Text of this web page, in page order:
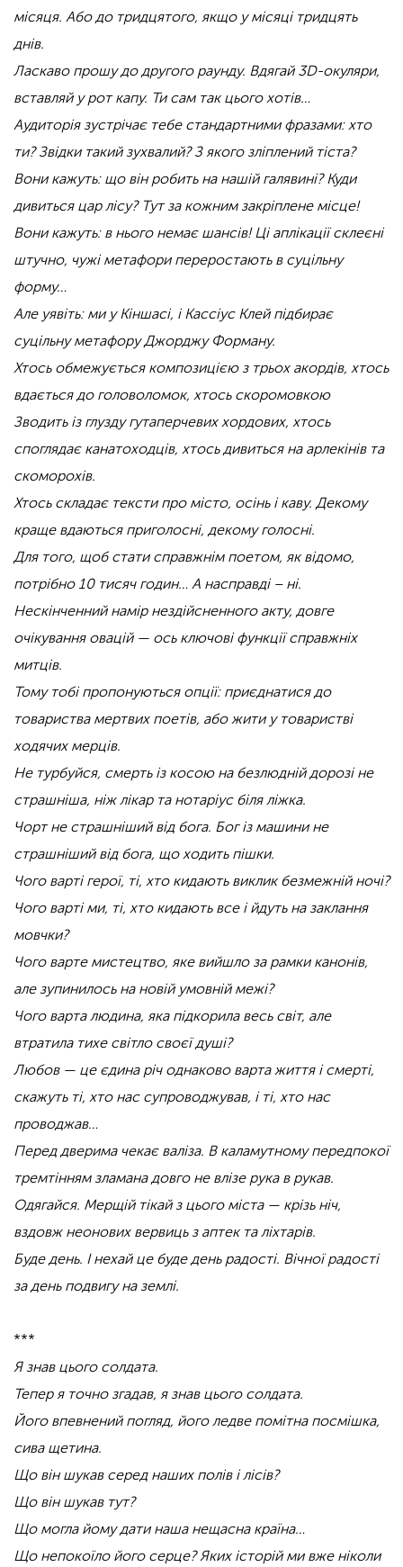
місяця. Або до тридцятого, якщо у місяці тридцять
днів.
Ласкаво прошу до другого раунду. Вдягай 3D-окуляри,
вставляй у рот капу. Ти сам так цього хотів…
Аудиторія зустрічає тебе стандартними фразами: хто
ти? Звідки такий зухвалий? З якого зліплений тіста?
Вони кажуть: що він робить на нашій галявині? Куди
дивиться цар лісу? Тут за кожним закріплене місце!
Вони кажуть: в нього немає шансів! Ці аплікації склеєні
штучно, чужі метафори переростають в суцільну
форму…
Але уявіть: ми у Кіншасі, і Кассіус Клей підбирає
суцільну метафору Джорджу Форману.
Хтось обмежується композицією з трьох акордів, хтось
вдається до головоломок, хтось скоромовкою
Зводить із глузду гутаперчевих хордових, хтось
споглядає канатоходців, хтось дивиться на арлекінів та
скоморохів.
Хтось складає тексти про місто, осінь і каву. Декому
краще вдаються приголосні, декому голосні.
Для того, щоб стати справжнім поетом, як відомо,
потрібно 10 тисяч годин… А насправді – ні.
Нескінченний намір нездійсненного акту, довге
очікування овацій — ось ключові функції справжніх
митців.
Тому тобі пропонуються опції: приєднатися до
товариства мертвих поетів, або жити у товаристві
ходячих мерців.
Не турбуйся, смерть із косою на безлюдній дорозі не
страшніша, ніж лікар та нотаріус біля ліжка.
Чорт не страшніший від бога. Бог із машини не
страшніший від бога, що ходить пішки.
Чого варті герої, ті, хто кидають виклик безмежній ночі?
Чого варті ми, ті, хто кидають все і йдуть на заклання
мовчки?
Чого варте мистецтво, яке вийшло за рамки канонів,
але зупинилось на новій умовній межі?
Чого варта людина, яка підкорила весь світ, але
втратила тихе світло своєї душі?
Любов — це єдина річ однаково варта життя і смерті,
скажуть ті, хто нас супроводжував, і ті, хто нас
проводжав…
Перед дверима чекає валіза. В каламутному передпокої
тремтінням зламана довго не влізе рука в рукав.
Одягайся. Мерщій тікай з цього міста — крізь ніч,
вздовж неонових вервиць з аптек та ліхтарів.
Буде день. І нехай це буде день радості. Вічної радості
за день подвигу на землі.
***
Я знав цього солдата.
Тепер я точно згадав, я знав цього солдата.
Його впевнений погляд, його ледве помітна посмішка,
сива щетина.
Що він шукав серед наших полів і лісів?
Що він шукав тут?
Що могла йому дати наша нещасна країна…
Що непокоїло його серце? Яких історій ми вже ніколи